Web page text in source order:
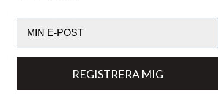
Hållbarhetsegenskaper
Material
REGISTRERA MIG